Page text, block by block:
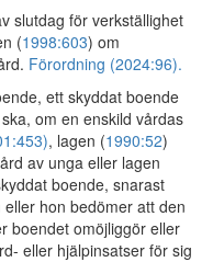
slutdag för verkställighet
(1998:603) om
Förordning (2024:96).
ett skyddat boende
om en enskild vårdas
, lagen (1990:52)
av unga eller lagen
boende, snarast
hon bedömer att den
boendet omöjliggör eller
eller hjälpinsatser för sig